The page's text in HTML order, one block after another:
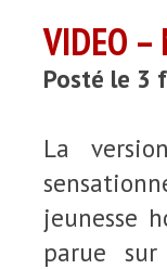
VIDEO –
Posté le 3
La
jeunesse
parue